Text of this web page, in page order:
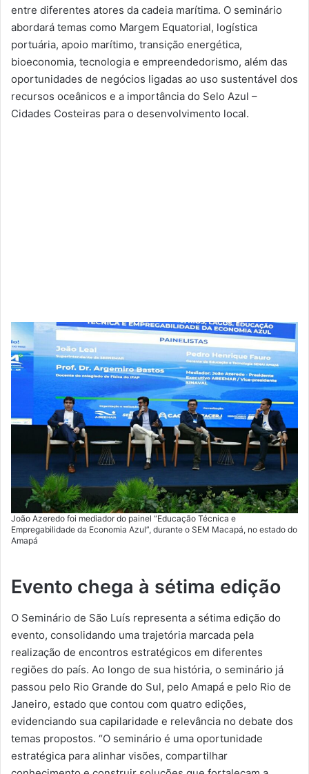
entre diferentes atores da cadeia marítima. O seminário
abordará temas como Margem Equatorial, logística
portuária, apoio marítimo, transição energética,
bioeconomia, tecnologia e empreendedorismo, além das
oportunidades de negócios ligadas ao uso sustentável dos
recursos oceânicos e a importância do Selo Azul –
Cidades Costeiras para o desenvolvimento local.
João Azeredo foi mediador do painel “Educação Técnica e
Empregabilidade da Economia Azul”, durante o SEM Macapá, no estado do
Amapá
Evento chega à sétima edição
O Seminário de São Luís representa a sétima edição do
evento, consolidando uma trajetória marcada pela
realização de encontros estratégicos em diferentes
regiões do país. Ao longo de sua história, o seminário já
passou pelo Rio Grande do Sul, pelo Amapá e pelo Rio de
Janeiro, estado que contou com quatro edições,
evidenciando sua capilaridade e relevância no debate dos
temas propostos. “O seminário é uma oportunidade
estratégica para alinhar visões, compartilhar